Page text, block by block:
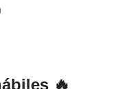
🔥